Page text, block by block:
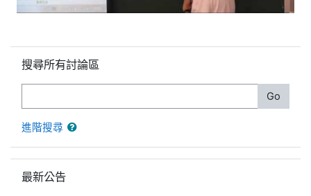
搜尋所有討論區
Go
進階搜尋
最新公告